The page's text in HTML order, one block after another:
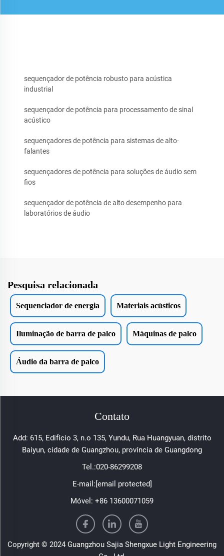
sequençador de potência robusto para acústica
industrial
sequençador de potência para processamento de sinal
acústico
sequençadores de potência para sistemas de alto-
falantes
sequençadores de potência para soluções de áudio sem
fios
sequençador de potência de alto desempenho para
laboratórios de áudio
Pesquisa relacionada
Sequenciador de energia Materiais acústicos
Iluminação de barra de palco Máquinas de palco
Áudio da barra de palco
Contato
Add: 615, Edifício 3, n.o 135, Yundu, Rua Huangyuan, distrito
Baiyun, cidade de Guangzhou, província de Guangdong
Tel.:020-86299208
E-mail: [email protected]
Móvel: +86 13600071059
Copyright © 2024 Guangzhou Sajia Shengxue Light Engineering